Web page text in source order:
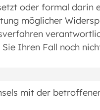
oder formal darin
möglicher
Ihren Fall noch
mit der